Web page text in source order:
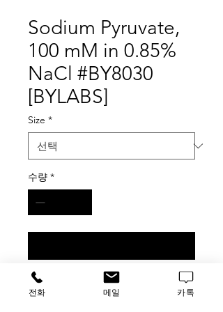
Sodium Pyruvate,
100 mM in 0.85%
NaCl #BY8030
[BYLABS]
Size *
수량 *
[ 가 격 문 의 ]
전화 메일 카톡